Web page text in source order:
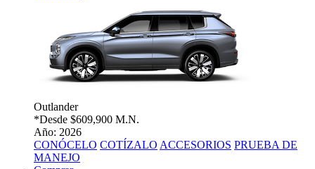
Outlander
*Desde $609,900 M.N.
Año: 2026
CONÓCELO COTÍZALO ACCESORIOS PRUEBA DE
MANEJO